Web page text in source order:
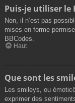
Puis-je utiliser le
Non, il n’est pas
mises en forme
BBCodes.
Haut
Que sont les
Les smileys, ou
exprimer des